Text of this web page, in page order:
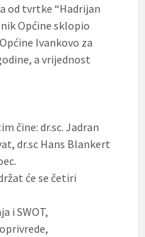
od tvrtke “Hadrijan
Općine sklopio
Ivankovo za
a vrijednost
čine: dr.sc. Jadran
dr.sc Hans Blankert
će se četiri
i SWOT,